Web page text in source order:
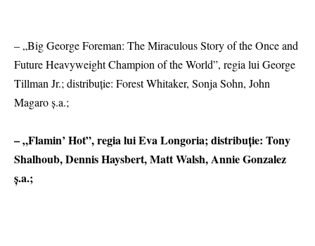
– „Big George Foreman: The Miraculous Story of the Once and
Future Heavyweight Champion of the World”, regia lui George
Tillman Jr.; distribuție: Forest Whitaker, Sonja Sohn, John
Magaro ș.a.;
– „Flamin’ Hot”, regia lui Eva Longoria; distribuție: Tony
Shalhoub, Dennis Haysbert, Matt Walsh, Annie Gonzalez
ș.a.;